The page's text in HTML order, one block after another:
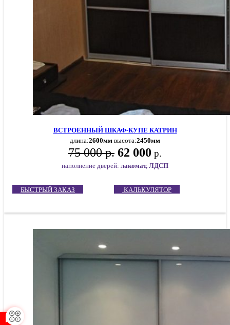
ВСТРОЕННЫЙ ШКАФ-КУПЕ КАТРИН
длина:2600мм высота:2450мм
75 000 р. 62 000 р.
наполнение дверей: лакомат, ЛДСП
БЫСТРЫЙ ЗАКАЗ КАЛЬКУЛЯТОР